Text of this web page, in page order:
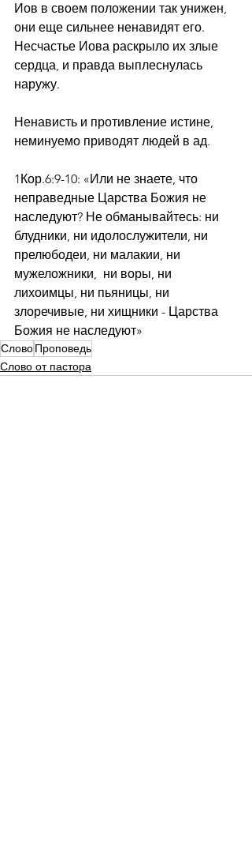
Иов в своем положении так унижен,
они еще сильнее ненавидят его.
Несчастье Иова раскрыло их злые
сердца, и правда выплеснулась
наружу.
Ненависть и противление истине,
неминуемо приводят людей в ад.
1Кор.6:9-10: «Или не знаете, что
неправедные Царства Божия не
наследуют? Не обманывайтесь: ни
блудники, ни идолослужители, ни
прелюбодеи, ни малакии, ни
мужеложники,  ни воры, ни
лихоимцы, ни пьяницы, ни
злоречивые, ни хищники - Царства
Божия не наследуют»
СловоПроповедь
Слово от пастора